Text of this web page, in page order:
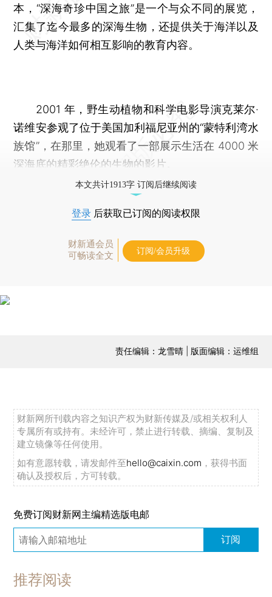
本，“深海奇珍中国之旅”是一个与众不同的展览，
汇集了迄今最多的深海生物，还提供关于海洋以及
人类与海洋如何相互影响的教育内容。
2001 年，野生动植物和科学电影导演克莱尔·
诺维安参观了位于美国加利福尼亚州的“蒙特利湾水
族馆”，在那里，她观看了一部展示生活在 4000 米
深海底的精彩绝伦的生物的影片。
本文共计1913字 订阅后继续阅读
登录 后获取已订阅的阅读权限
财新通会员
可畅读全文
订阅/会员升级
责任编辑：龙雪晴 | 版面编辑：运维组
财新网所刊载内容之知识产权为财新传媒及/或相关权利人
专属所有或持有。未经许可，禁止进行转载、摘编、复制及
建立镜像等任何使用。
如有意愿转载，请发邮件至hello@caixin.com ，获得书面
确认及授权后，方可转载。
免费订阅财新网主编精选版电邮
订阅
推荐阅读